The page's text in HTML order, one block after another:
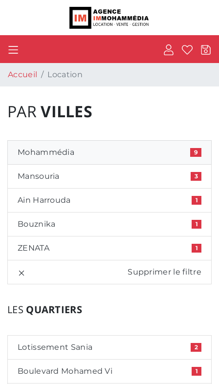
Accueil Location
PARVILLES
Mohammédia 9
Mansouria 3
Ain Harrouda 1
Bouznika 1
ZENATA 1
Supprimer le filtre
LES QUARTIERS
Lotissement Sania 2
Boulevard Mohamed Vi 1